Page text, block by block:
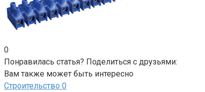
0
Понравилась статья? Поделиться с друзьями:
Вам также может быть интересно
Строительство 0